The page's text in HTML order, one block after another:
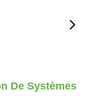
De Systèmes